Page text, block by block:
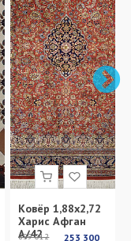
Ковёр 1,88х2,72
Харис Афган
А/42
899 012 253 300